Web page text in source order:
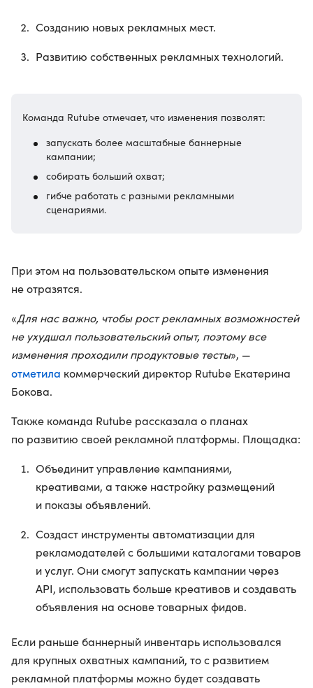
Созданию новых рекламных мест.
Развитию собственных рекламных технологий.
Команда Rutube отмечает, что изменения позволят:
запускать более масштабные баннерные
кампании;
собирать больший охват;
гибче работать с разными рекламными
сценариями.
При этом на пользовательском опыте изменения
не отразятся.
«Для нас важно, чтобы рост рекламных возможностей
не ухудшал пользовательский опыт, поэтому все
изменения проходили продуктовые тесты», —
отметила коммерческий директор Rutube Екатерина
Бокова.
Также команда Rutube рассказала о планах
по развитию своей рекламной платформы. Площадка:
Объединит управление кампаниями,
креативами, а также настройку размещений
и показы объявлений.
Создаст инструменты автоматизации для
рекламодателей с большими каталогами товаров
и услуг. Они смогут запускать кампании через
API, использовать больше креативов и создавать
объявления на основе товарных фидов.
Если раньше баннерный инвентарь использовался
для крупных охватных кампаний, то с развитием
рекламной платформы можно будет создавать